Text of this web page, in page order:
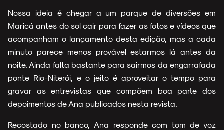
Nossa ideia é chegar a um parque de diversões em
Maricá antes do sol cair para fazer as fotos e vídeos que
acompanham o lançamento desta edição, mas a cada
minuto parece menos provável estarmos lá antes da
noite. Ainda falta bastante para sairmos da engarrafada
ponte Rio-Niterói, e o jeito é aproveitar o tempo para
gravar as entrevistas que compõem boa parte dos
depoimentos de Ana publicados nesta revista.
Recostado no banco, Ana responde com tom de voz